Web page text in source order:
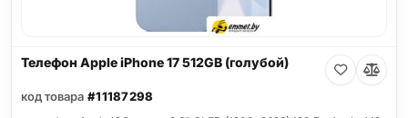
Телефон Apple iPhone 17 512GB (голубой)
код товара #11187298